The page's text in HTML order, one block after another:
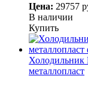
Цена: 29757
В наличии
Купить
Холодильник
металлопласт